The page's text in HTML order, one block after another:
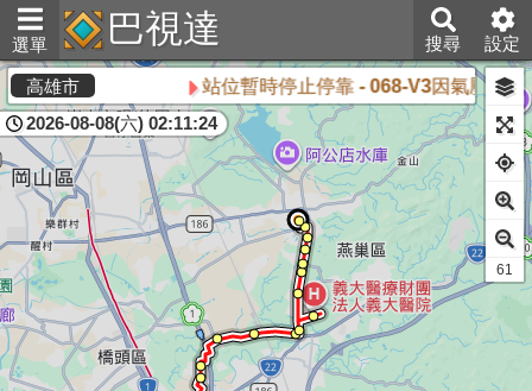
選單 巴視達 搜尋 設定
高雄市 站位暫時停止停靠 - 068-V3因氣壓不足
2026-08-08(六) 02:11:24
61